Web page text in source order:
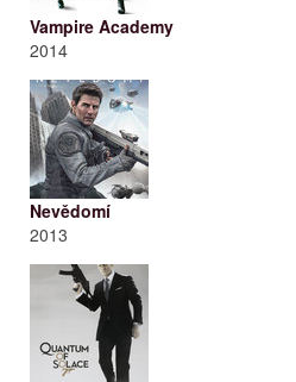
Vampire Academy
2014
Nevědomí
2013